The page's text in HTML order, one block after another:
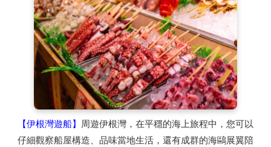
【伊根灣遊船】
周遊伊根灣，在平穩的海上旅程中，您可以
仔細觀察船屋構造、品味當地生活，還有成群的海鷗展翼陪